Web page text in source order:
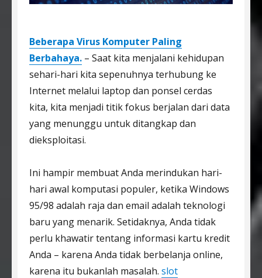
Beberapa Virus Komputer Paling
Berbahaya. – Saat kita menjalani kehidupan
sehari-hari kita sepenuhnya terhubung ke
Internet melalui laptop dan ponsel cerdas
kita, kita menjadi titik fokus berjalan dari data
yang menunggu untuk ditangkap dan
dieksploitasi.
Ini hampir membuat Anda merindukan hari-
hari awal komputasi populer, ketika Windows
95/98 adalah raja dan email adalah teknologi
baru yang menarik. Setidaknya, Anda tidak
perlu khawatir tentang informasi kartu kredit
Anda – karena Anda tidak berbelanja online,
karena itu bukanlah masalah. slot